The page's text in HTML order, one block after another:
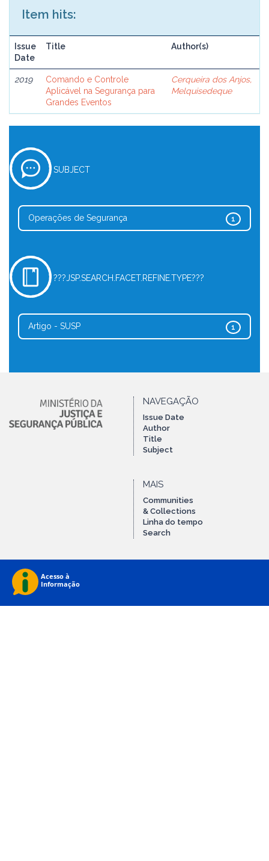
Item hits:
Issue
Date
Title Author(s)
2019
Comando e Controle
Aplicável na Segurança para
Grandes Eventos
Cerqueira dos Anjos,
Melquisedeque
SUBJECT
1
Operações de Segurança
???JSP.SEARCH.FACET.REFINE.TYPE???
1
Artigo - SUSP
NAVEGAÇÃO
Issue Date
Author
Title
Subject
MAIS
Communities
& Collections
Linha do tempo
Search